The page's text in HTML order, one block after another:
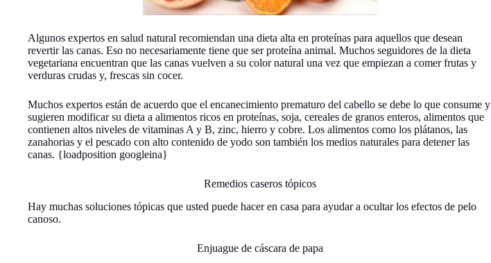
Algunos expertos en salud natural recomiendan una dieta alta en proteínas para aquellos que desean
revertir las canas. Eso no necesariamente tiene que ser proteína animal. Muchos seguidores de la dieta
vegetariana encuentran que las canas vuelven a su color natural una vez que empiezan a comer frutas y
verduras crudas y, frescas sin cocer.
Muchos expertos están de acuerdo que el encanecimiento prematuro del cabello se debe lo que consume y
sugieren modificar su dieta a alimentos ricos en proteínas, soja, cereales de granos enteros, alimentos que
contienen altos niveles de vitaminas A y B, zinc, hierro y cobre. Los alimentos como los plátanos, las
zanahorias y el pescado con alto contenido de yodo son también los medios naturales para detener las
canas. {loadposition googleina}
Remedios caseros tópicos
Hay muchas soluciones tópicas que usted puede hacer en casa para ayudar a ocultar los efectos de pelo
canoso.
Enjuague de cáscara de papa